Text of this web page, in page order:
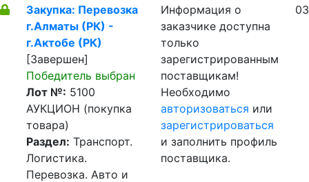
Закупка: Перевозка
г.Алматы (РК) -
г.Актобе (РК)
[Завершен]
Победитель выбран
Лот №: 5100
АУКЦИОН (покупка
товара)
Раздел: Транспорт.
Логистика.
Перевозка. Авто и
Информация о
заказчике доступна
только
зарегистрированным
поставщикам!
Необходимо
авторизоваться или
зарегистрироваться
и заполнить профиль
поставщика.